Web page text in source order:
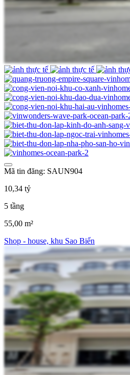
Mã tin đăng: SAUN904
10,34 tỷ
5 tầng
55,00 m²
Shop - house, khu Sao Biển